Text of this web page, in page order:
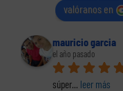
valóranos en
mauricio garcia
el año pasado
súper... leer más